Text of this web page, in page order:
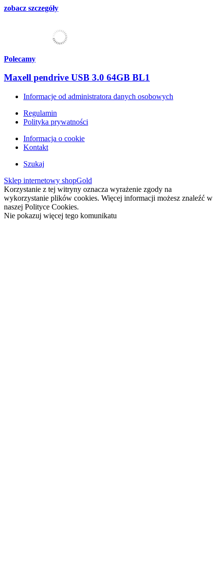
zobacz szczegóły
Polecamy
Maxell pendrive USB 3.0 64GB BL1
Informacje od administratora danych osobowych
Regulamin
Polityka prywatności
Informacja o cookie
Kontakt
Szukaj
Sklep internetowy shopGold
Korzystanie z tej witryny oznacza wyrażenie zgody na
wykorzystanie plików cookies. Więcej informacji możesz znaleźć w
naszej Polityce Cookies.
Nie pokazuj więcej tego komunikatu